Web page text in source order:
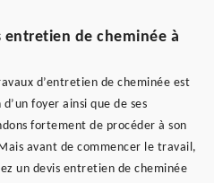
de cheminée à
d’entretien de cheminée est
foyer ainsi que de ses
fortement de procéder à son
avant de commencer le travail,
un devis entretien de cheminée